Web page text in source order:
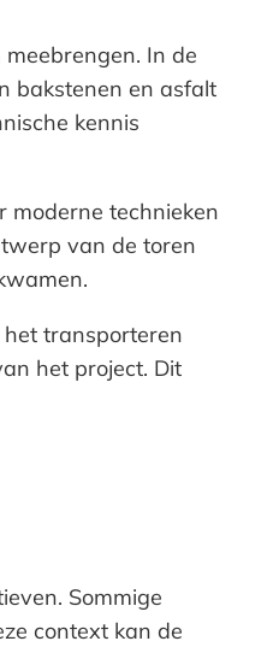
In de
bakstenen en asfalt
kennis
moderne technieken
van de toren
het transporteren
het project. Dit
Sommige
context kan de